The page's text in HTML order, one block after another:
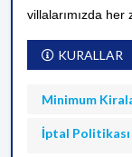
villalarımızda her
KURALLAR
Minimum
İptal Politikası